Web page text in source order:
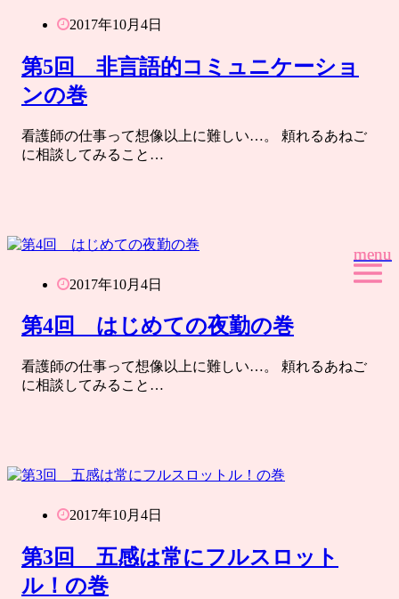
menu
menu
2017年10月4日
第5回 非言語的コミュニケーショ
ンの巻
看護師の仕事って想像以上に難しい…。 頼れるあねご
に相談してみること…
2017年10月4日
第4回 はじめての夜勤の巻
看護師の仕事って想像以上に難しい…。 頼れるあねご
に相談してみること…
2017年10月4日
第3回 五感は常にフルスロット
ル！の巻